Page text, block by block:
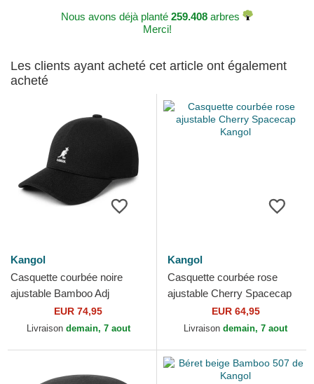
Nous avons déjà planté 259.408 arbres
Merci!
Les clients ayant acheté cet article ont également
acheté
Kangol
Casquette courbée noire
ajustable Bamboo Adj
Spacecap Kangol
EUR 74,95
Livraison demain, 7 aout
Kangol
Casquette courbée rose
ajustable Cherry Spacecap
EUR 64,95
Livraison demain, 7 aout